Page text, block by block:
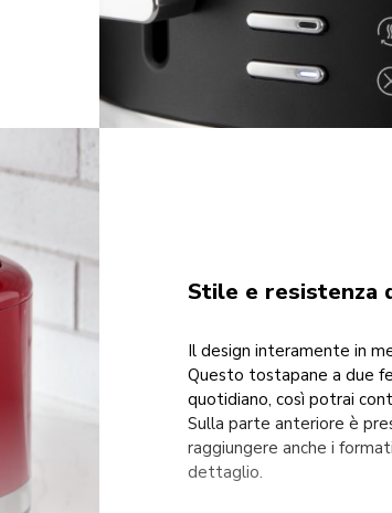
Stile e resistenza
Il design interamente in
Questo tostapane a due
quotidiano, così potrai
Sulla parte anteriore è
raggiungere anche i
dettaglio.